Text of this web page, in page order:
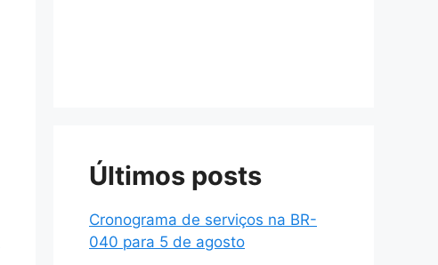
Últimos posts
Cronograma de serviços na BR-
040 para 5 de agosto